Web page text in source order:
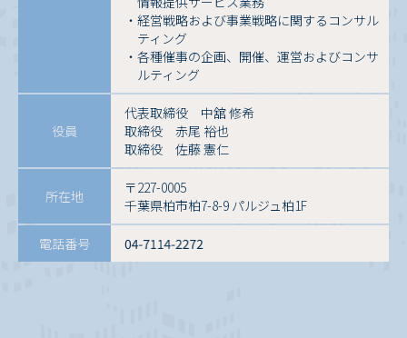
・経営戦略および事業戦略に関するコンサル
ティング
・各種催事の企画、開催、運営およびコンサ
ルティング
役員
代表取締役 中舘 修希
取締役 赤尾 裕也
取締役 佐藤 憲仁
所在地
〒227-0005
千葉県柏市柏7-8-9 パルジュ柏1F
電話番号